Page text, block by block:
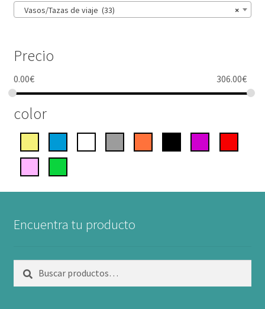
×
Vasos/Tazas de viaje (33)
Precio
0.00€ 306.00€
color
Encuentra tu producto
Buscar
Buscar